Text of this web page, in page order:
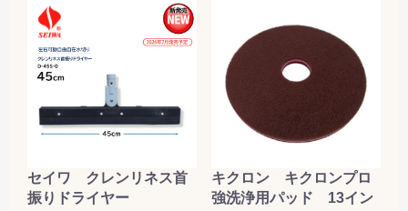
セイワ クレンリネス首
振りドライヤー
キクロン キクロンプロ
強洗浄用パッド 13イン